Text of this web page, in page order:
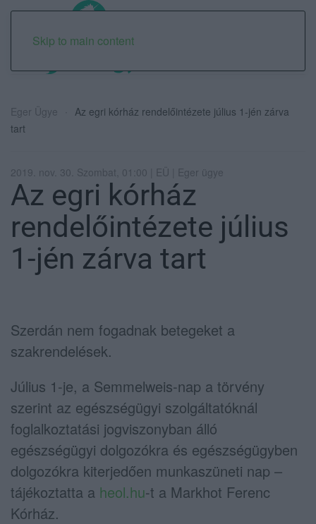
Skip to main content
Eger Ügye
Az egri kórház rendelőintézete július 1-jén zárva
tart
2019. nov. 30. Szombat, 01:00 | EÜ | Eger ügye
Az egri kórház
rendelőintézete július
1-jén zárva tart
Szerdán nem fogadnak betegeket a
szakrendelések.
Július 1-je, a Semmelweis-nap a törvény
szerint az egészségügyi szolgáltatóknál
foglalkoztatási jogviszonyban álló
egészségügyi dolgozókra és egészségügyben
dolgozókra kiterjedően munkaszüneti nap –
tájékoztatta a heol.hu-t a Markhot Ferenc
Kórház.